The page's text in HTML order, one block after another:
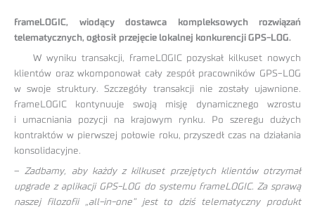
frameLOGIC, wiodący dostawca kompleksowych rozwiązań
telematycznych, ogłosił przejęcie lokalnej konkurencji GPS-LOG.
W wyniku transakcji, frameLOGIC pozyskał kilkuset nowych
klientów oraz wkomponował cały zespół pracowników GPS-LOG
w swoje struktury. Szczegóły transakcji nie zostały ujawnione.
frameLOGIC kontynuuje swoją misję dynamicznego wzrostu
i umacniania pozycji na krajowym rynku. Po szeregu dużych
kontraktów w pierwszej połowie roku, przyszedł czas na działania
konsolidacyjne.
–Zadbamy, aby każdy z kilkuset przejętych klientów otrzymał
upgrade z aplikacji GPS-LOG do systemu frameLOGIC. Za sprawą
naszej filozofii „all-in-one” jest to dziś telematyczny produkt